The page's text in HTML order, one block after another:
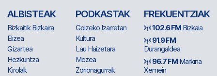
ALBISTEAK
Bizkaitik Bizkaira
Elizea
Gizartea
Hezkuntza
Kirolak
PODKASTAK
Goizeko Izarretan
Kultura
Lau Haizetara
Mezea
Zorionagurrak
FREKUENTZIAK
102.6 FM Bizkaia
91.9 FM
Durangaldea
96.7 FM Markina
Xemein